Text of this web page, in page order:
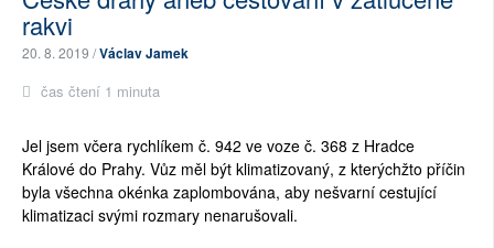
rakvi
20. 8. 2019 /Václav Jamek
čas čtení 1 minuta
Jel jsem včera rychlíkem č. 942 ve voze č. 368 z Hradce
Králové do Prahy. Vůz měl být klimatizovaný, z kterýchžto příčin
byla všechna okénka zaplombována, aby nešvarní cestující
klimatizaci svými rozmary nenarušovali.